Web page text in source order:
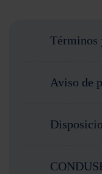
Términos
Aviso de